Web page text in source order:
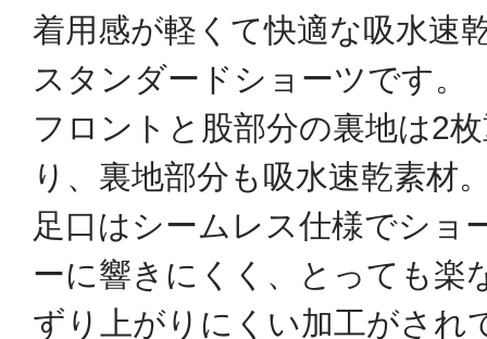
着用感が軽くて快適な吸水速
スタンダードショーツです。
フロントと股部分の裏地は2
り、裏地部分も吸水速乾素材
足口はシームレス仕様でショ
ーに響きにくく、とっても楽
ずり上がりにくい加工がされ